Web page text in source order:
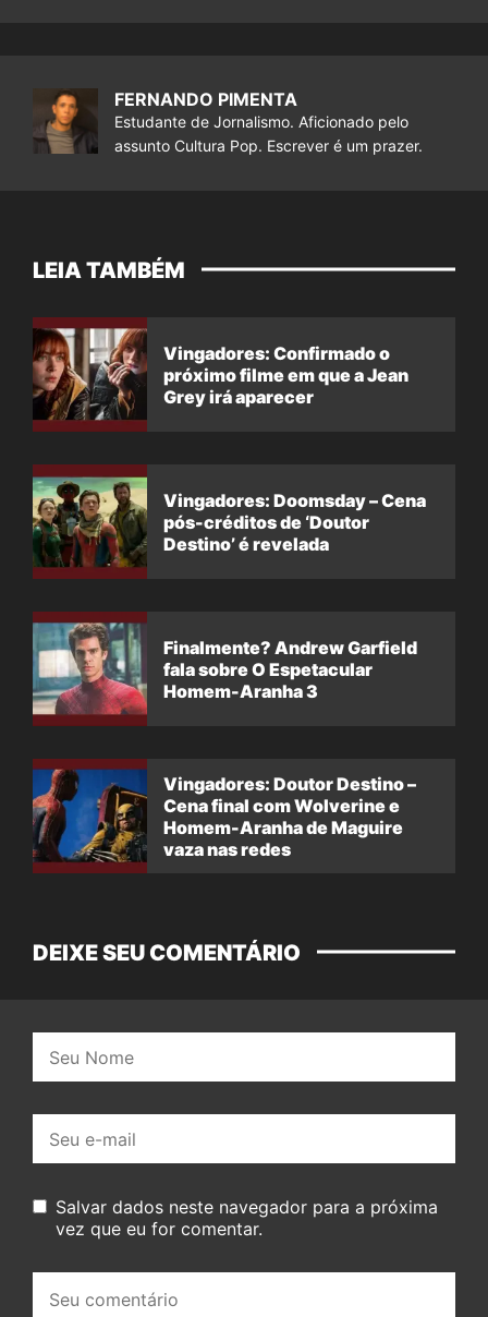
FERNANDO PIMENTA
Estudante de Jornalismo. Aficionado pelo
assunto Cultura Pop. Escrever é um prazer.
LEIA TAMBÉM
Vingadores: Confirmado o
próximo filme em que a Jean
Grey irá aparecer
Vingadores: Doomsday – Cena
pós-créditos de ‘Doutor
Destino’ é revelada
Finalmente? Andrew Garfield
fala sobre O Espetacular
Homem-Aranha 3
Vingadores: Doutor Destino –
Cena final com Wolverine e
Homem-Aranha de Maguire
vaza nas redes
DEIXE SEU COMENTÁRIO
mail:
Salvar dados neste navegador para a próxima
vez que eu for comentar.
comentário: